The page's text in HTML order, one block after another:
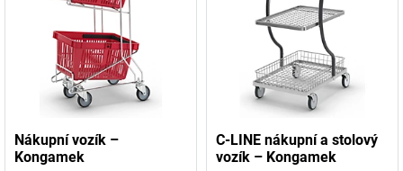
Nákupní vozík –
Kongamek
C-LINE nákupní a stolový
vozík – Kongamek